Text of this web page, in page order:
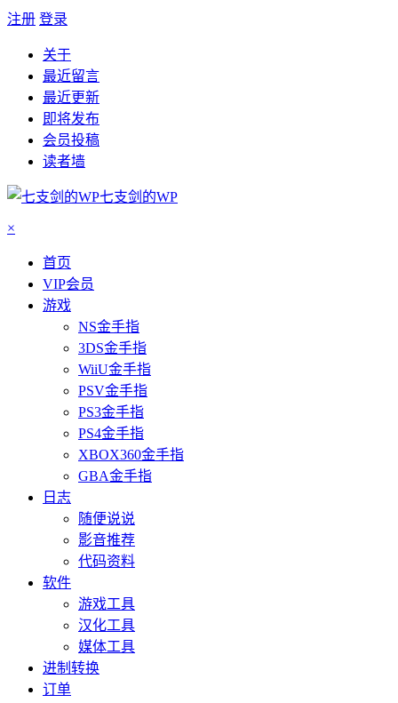
注册 登录
关于
最近留言
最近更新
即将发布
会员投稿
读者墙
七支剑的WP
×
首页
VIP会员
游戏
NS金手指
3DS金手指
WiiU金手指
PSV金手指
PS3金手指
PS4金手指
XBOX360金手指
GBA金手指
日志
随便说说
影音推荐
代码资料
软件
游戏工具
汉化工具
媒体工具
进制转换
订单